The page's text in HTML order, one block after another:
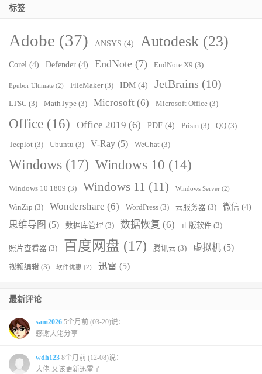
标签
Adobe (37) ANSYS (4) Autodesk (23)
Corel (4) Defender (4) EndNote (7) EndNote X9 (3)
Epubor Ultimate (2) FileMaker(3) IDM (4) JetBrains (10)
LTSC (3) MathType (3) Microsoft (6) Microsoft Office (3)
Office (16) Office 2019 (6) PDF (4) Prism (3) QQ (3)
Tecplot (3) Ubuntu (3) V-Ray (5) WeChat (3)
Windows (17) Windows 10 (14)
Windows 10 1809 (3) Windows 11 (11) Windows Server (2)
WinZip (3) Wondershare (6) WordPress (3) 云服务器 (3) 微信 (4)
思维导图 (5) 数据库管理 (3) 数据恢复 (6) 正版软件 (3)
照片查看器 (3) 百度网盘 (17) 腾讯云 (3) 虚拟机 (5)
视频编辑 (3) 软件优惠 (2) 迅雷 (5)
最新评论
sam2026 5个月前 (03-20)说：
感谢大佬分享
wdh123 8个月前 (12-08)说：
大佬 又该更新迅雷了